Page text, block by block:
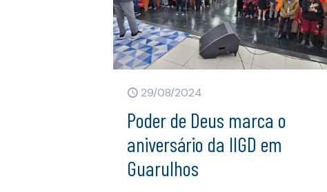
29/08/2024
Poder de Deus marca o
aniversário da IIGD em
Guarulhos